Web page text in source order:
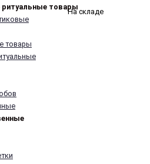
товары
товары
На складе